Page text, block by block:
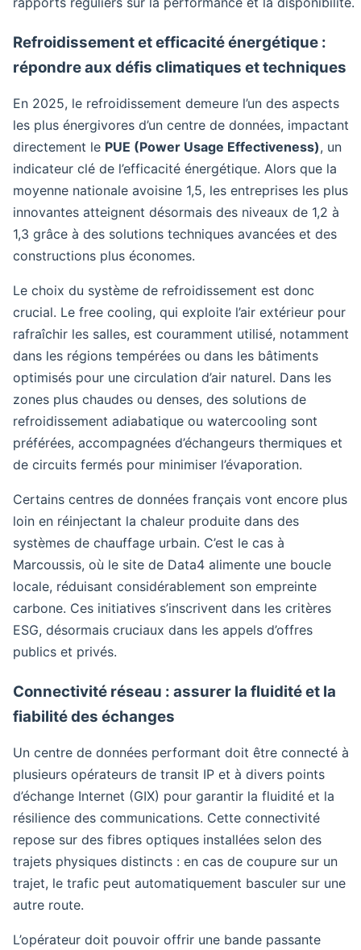
Refroidissement et efficacité énergétique :
répondre aux défis climatiques et techniques
En 2025, le refroidissement demeure l’un des aspects
les plus énergivores d’un centre de données, impactant
directement le PUE (Power Usage Effectiveness), un
indicateur clé de l’efficacité énergétique. Alors que la
moyenne nationale avoisine 1,5, les entreprises les plus
innovantes atteignent désormais des niveaux de 1,2 à
1,3 grâce à des solutions techniques avancées et des
constructions plus économes.
Le choix du système de refroidissement est donc
crucial. Le free cooling, qui exploite l’air extérieur pour
rafraîchir les salles, est couramment utilisé, notamment
dans les régions tempérées ou dans les bâtiments
optimisés pour une circulation d’air naturel. Dans les
zones plus chaudes ou denses, des solutions de
refroidissement adiabatique ou watercooling sont
préférées, accompagnées d’échangeurs thermiques et
de circuits fermés pour minimiser l’évaporation.
Certains centres de données français vont encore plus
loin en réinjectant la chaleur produite dans des
systèmes de chauffage urbain. C’est le cas à
Marcoussis, où le site de Data4 alimente une boucle
locale, réduisant considérablement son empreinte
carbone. Ces initiatives s’inscrivent dans les critères
ESG, désormais cruciaux dans les appels d’offres
publics et privés.
Connectivité réseau : assurer la fluidité et la
fiabilité des échanges
Un centre de données performant doit être connecté à
plusieurs opérateurs de transit IP et à divers points
d’échange Internet (GIX) pour garantir la fluidité et la
résilience des communications. Cette connectivité
repose sur des fibres optiques installées selon des
trajets physiques distincts : en cas de coupure sur un
trajet, le trafic peut automatiquement basculer sur une
autre route.
L’opérateur doit pouvoir offrir une bande passante